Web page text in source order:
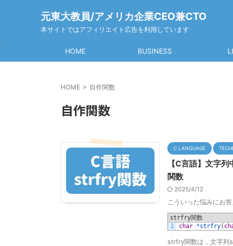
元東大教員/アメリカ企業CEO兼CTO
本サイトではアフィリエイト広告を利用しています
HOME BUSINESS
HOME > 自作関数
自作関数
C LANGUAGE
【C言語】文字
関数
2025/4/12
こういった悩みにお
strfry関数
1
char *strfry(
strfry関数は，文字列